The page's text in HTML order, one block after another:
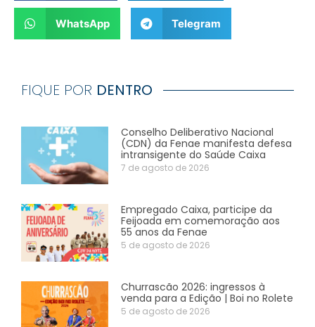
WhatsApp Telegram
FIQUE POR DENTRO
Conselho Deliberativo Nacional
(CDN) da Fenae manifesta defesa
intransigente do Saúde Caixa
7 de agosto de 2026
Empregado Caixa, participe da
Feijoada em comemoração aos
55 anos da Fenae
5 de agosto de 2026
Churrascão 2026: ingressos à
venda para a Edição | Boi no Rolete
5 de agosto de 2026